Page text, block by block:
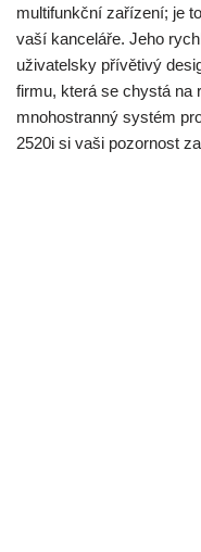
multifunkční zařízení; je
vaší kanceláře. Jeho
uživatelsky přívětivý
firmu, která se chystá na
mnohostranný systém
2520i si vaši pozornost